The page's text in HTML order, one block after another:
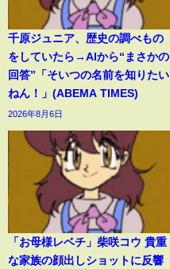
千原ジュニア、歴史の調べもの
をしていたら→AIから“まさかの
回答”「そいつの名前を知りたい
ねん！」(ABEMA TIMES)
2026年8月6日
「お母様レベチ」柴咲コウ 貴重
な家族の顔出しショットに反響